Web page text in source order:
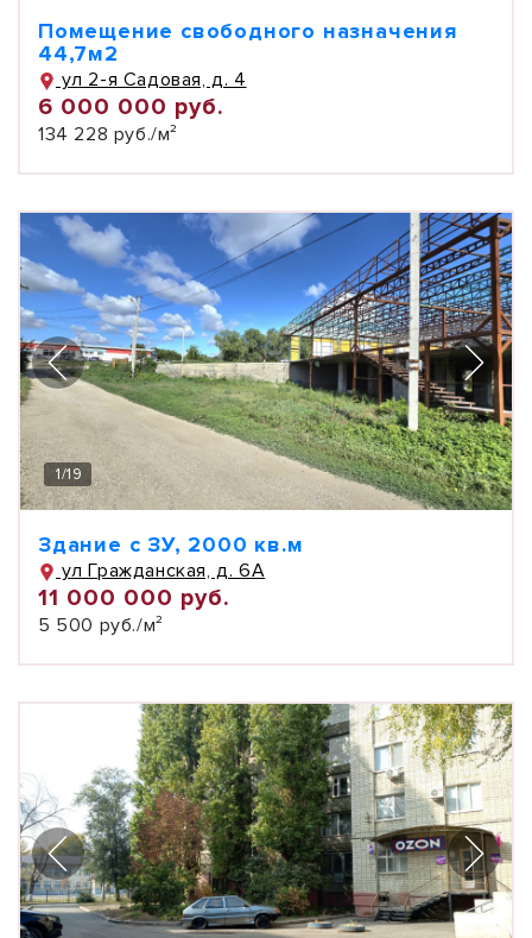
Помещение свободного назначения
44,7м2
ул 2-я Садовая, д. 4
6 000 000 руб.
134 228 руб./м²
1/19
Здание с ЗУ, 2000 кв.м
ул Гражданская, д. 6А
11 000 000 руб.
5 500 руб./м²